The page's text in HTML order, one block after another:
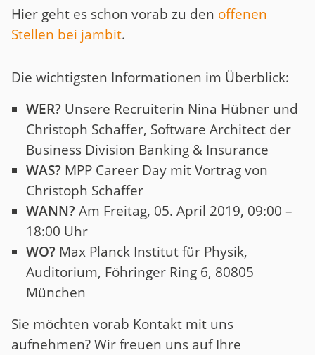
Hier geht es schon vorab zu den offenen
Stellen bei jambit.
Die wichtigsten Informationen im Überblick:
WER? Unsere Recruiterin Nina Hübner und
Christoph Schaffer, Software Architect der
Business Division Banking & Insurance
WAS? MPP Career Day mit Vortrag von
Christoph Schaffer
WANN? Am Freitag, 05. April 2019, 09:00 –
18:00 Uhr
WO? Max Planck Institut für Physik,
Auditorium, Föhringer Ring 6, 80805
München
Sie möchten vorab Kontakt mit uns
aufnehmen? Wir freuen uns auf Ihre